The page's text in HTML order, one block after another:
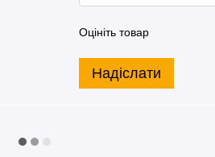
Оцініть товар
Надіслати